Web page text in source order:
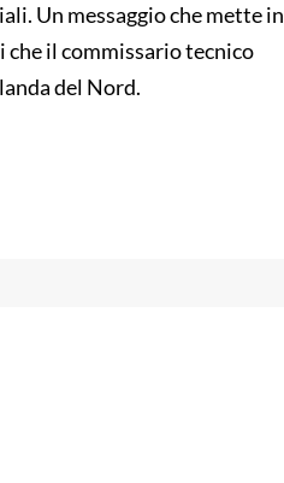
Un messaggio che mette in
il commissario tecnico
del Nord.